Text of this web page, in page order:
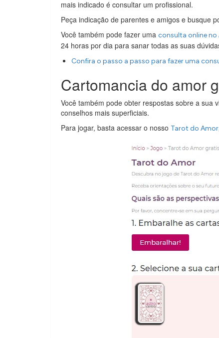
mais indicado é consultar um profissional.
Peça indicação de parentes e amigos e busque
Você também pode fazer uma consulta online
24 horas por dia para sanar todas as suas
Confira o passo a passo para fazer uma
Cartomancia do amor
Você também pode obter respostas sobre a sua
conselhos mais superficiais.
Para jogar, basta acessar o nosso Tarot do Amor